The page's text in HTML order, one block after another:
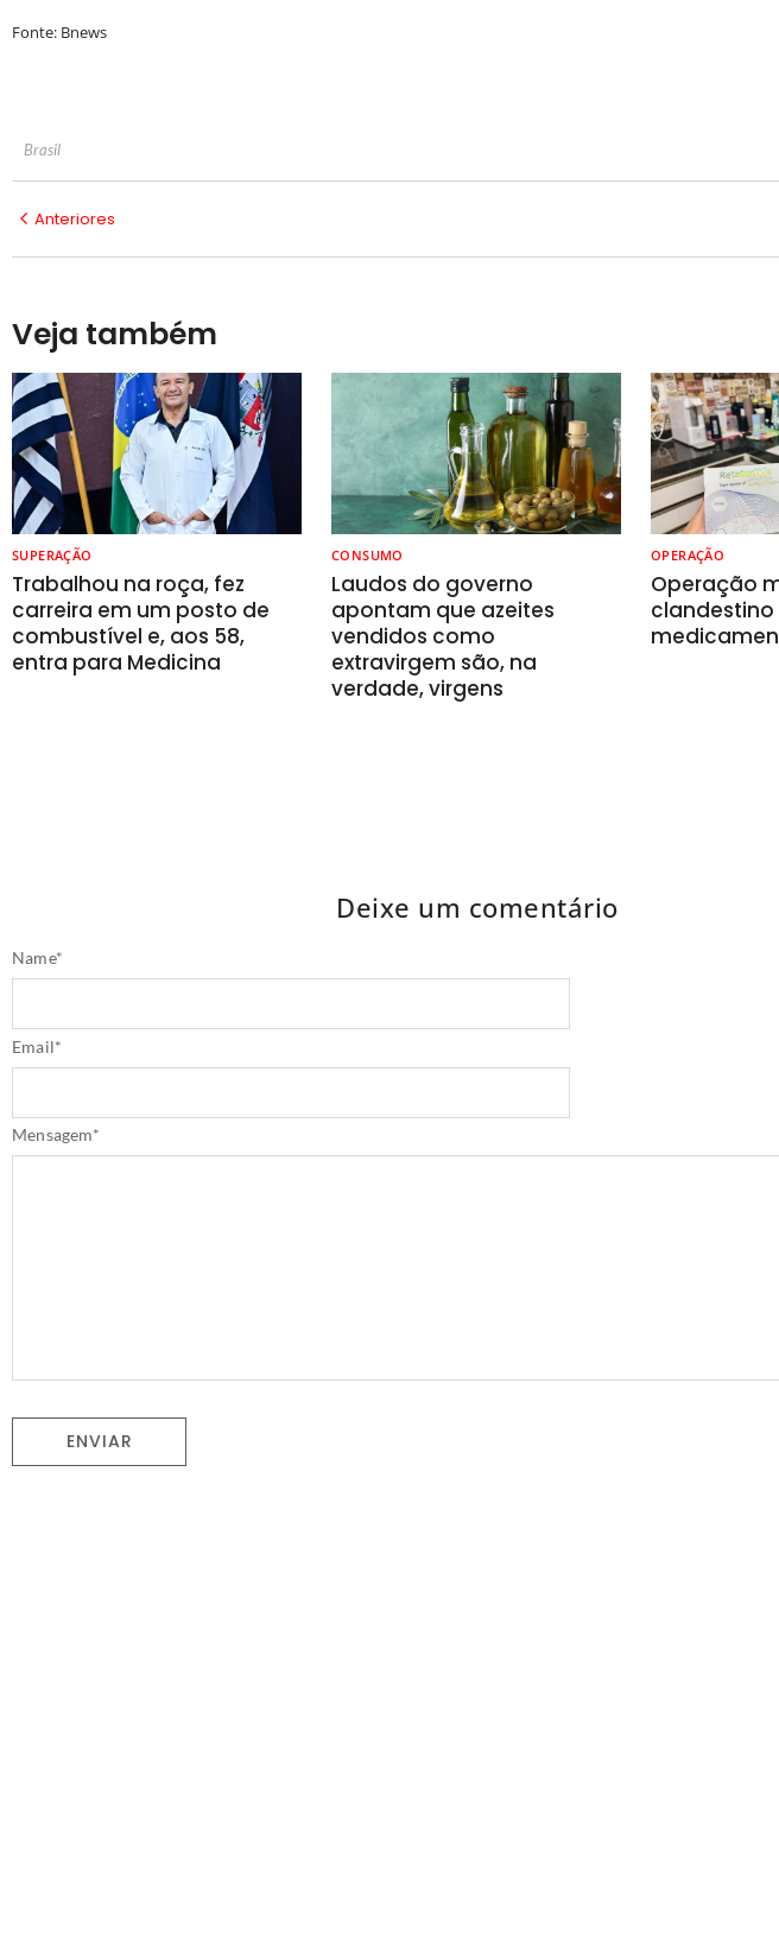
Fonte: Bnews
Brasil
Anteriores
Veja também
SUPERAÇÃO
Trabalhou na roça, fez
carreira em um posto de
combustível e, aos 58,
entra para Medicina
CONSUMO
Laudos do governo
apontam que azeites
vendidos como
extravirgem são, na
verdade, virgens
OPERAÇÃO
Operação
clandestino
Deixe um comentário
Name*
Email*